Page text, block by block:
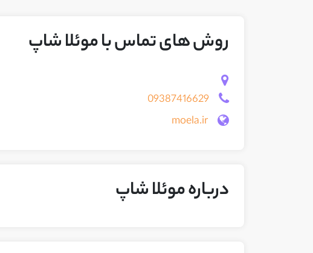
روش های تماس با موئلا شاپ
09387416629
moela.ir
درباره موئلا شاپ